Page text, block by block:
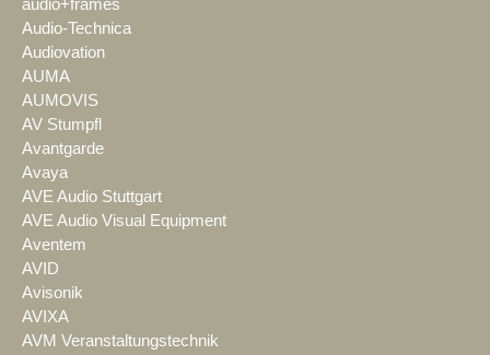
audio+frames
Audio-Technica
Audiovation
AUMA
AUMOVIS
AV Stumpfl
Avantgarde
Avaya
AVE Audio Stuttgart
AVE Audio Visual Equipment
Aventem
AVID
Avisonik
AVIXA
AVM Veranstaltungstechnik